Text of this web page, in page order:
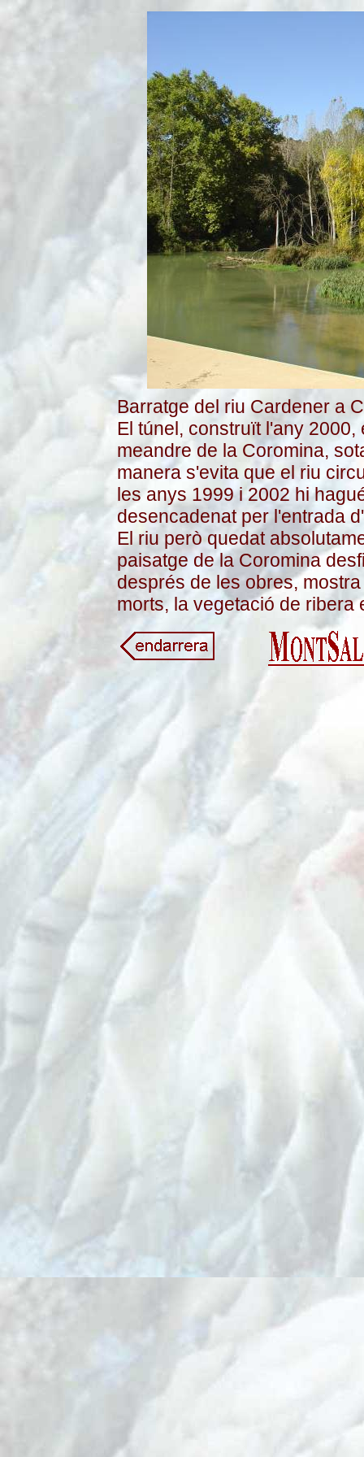
Barratge del riu Cardener a
El túnel, construït l'any
meandre de la Coromina,
manera s'evita que el riu
les anys 1999 i 2002 hi
desencadenat per l'entrada
El riu però quedat
paisatge de la Coromina
després de les obres,
morts, la vegetació de ribera